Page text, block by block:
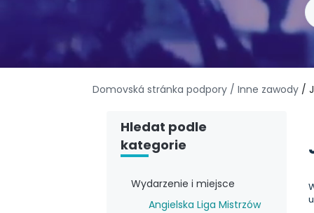
Domovská stránka podpory / Inne zawody /
Hledat podle
kategorie
Wydarzenie i miejsce
Angielska Liga Mistrzów